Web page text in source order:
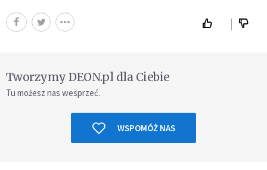
Tworzymy DEON.pl dla Ciebie
Tu możesz nas wesprzeć.
WSPOMÓŻ NAS